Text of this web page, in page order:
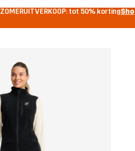
ZOMERUITVERKOOP: tot 50% korting